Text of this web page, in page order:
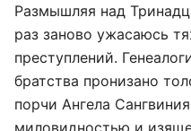
Размышляя над
раз заново ужасаюсь
преступлений.
братства пронизано
порчи Ангела
миловидностью и